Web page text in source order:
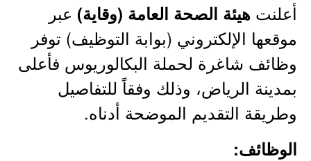
أعلنت هيئة الصحة العامة (وقاية) عبر
موقعها الإلكتروني (بوابة التوظيف) توفر
وظائف شاغرة لحملة البكالوريوس فأعلى
بمدينة الرياض، وذلك وفقاً للتفاصيل
وطريقة التقديم الموضحة أدناه.
الوظائف: